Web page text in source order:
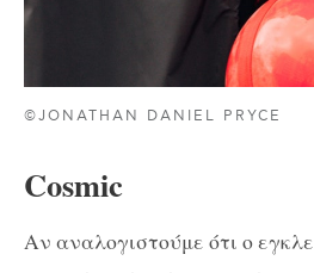
©JONATHAN DANIEL PRYCE
Cosmic
Αν αναλογιστούμε ότι ο